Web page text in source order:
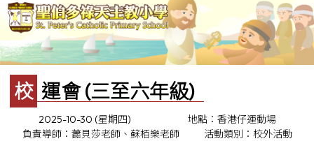
校運會 (三至六年級)
2025-10-30 (星期四)
地點：香港仔運動場
負責導師：蕭貝莎老師、蘇栢樂老師
活動類別：校外活動